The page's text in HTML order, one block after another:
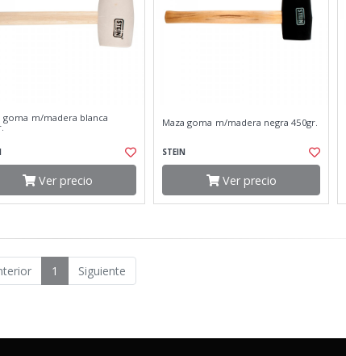
goma m/madera blanca
Ver precio
Maza goma m/madera negra 450gr.
STEIN
Ver precio
1 Siguiente